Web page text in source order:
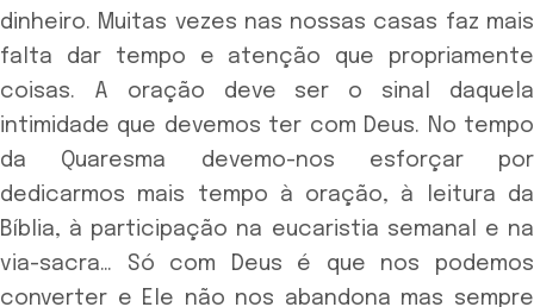
dinheiro. Muitas vezes nas nossas casas faz mais
falta dar tempo e atenção que propriamente
coisas. A oração deve ser o sinal daquela
intimidade que devemos ter com Deus. No tempo
da Quaresma devemo-nos esforçar por
dedicarmos mais tempo à oração, à leitura da
Bíblia, à participação na eucaristia semanal e na
via-sacra… Só com Deus é que nos podemos
converter e Ele não nos abandona mas sempre